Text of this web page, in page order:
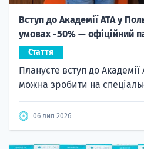
Вступ до Академії ATA у
умовах -50% — офіційний
Стаття
Плануєте вступ до Академії
можна зробити на
06 лип 2026